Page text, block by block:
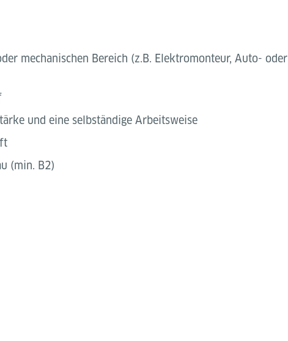
mechanischen Bereich (z.B. Elektromonteur, Auto- oder
und eine selbständige Arbeitsweise
(min. B2)